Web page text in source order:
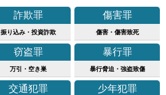
詐欺罪
振り込み・投資詐欺
傷害罪
傷害・傷害致死
窃盗罪
万引・空き巣
暴行罪
暴行脅迫・強盗致傷
交通犯罪 少年犯罪